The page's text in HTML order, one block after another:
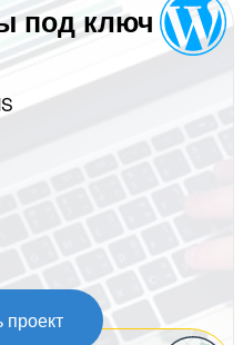
под ключ
проект